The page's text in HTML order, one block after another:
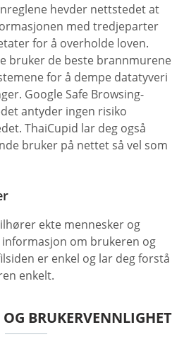
hevder nettstedet at
med tredjeparter
for å overholde loven.
bruker de beste brannmurene
for å dempe datatyveri
Google Safe Browsing-
antyder ingen risiko
ThaiCupid lar deg også
bruker på nettet så vel som
ekte mennesker og
om brukeren og
er enkel og lar deg forstå
enkelt.
BRUKERVENNLIGHET